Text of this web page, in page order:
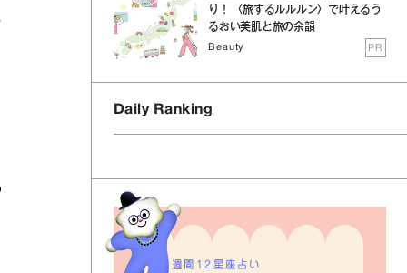
り！ 〈旅するルルルン〉で叶えるう
るおい美肌と旅の余韻
Beauty PR
Daily Ranking
週間12星座占い